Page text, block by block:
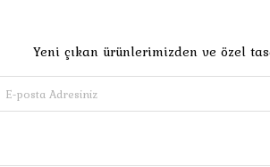
Yeni çıkan ürünlerimizden ve özel